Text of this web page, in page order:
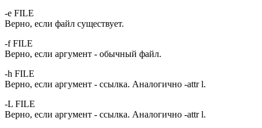
-e FILE
Верно, если файл существует.
-f FILE
Верно, если аргумент - обычный файл.
-h FILE
Верно, если аргумент - ссылка. Аналогично -attr l.
-L FILE
Верно, если аргумент - ссылка. Аналогично -attr l.